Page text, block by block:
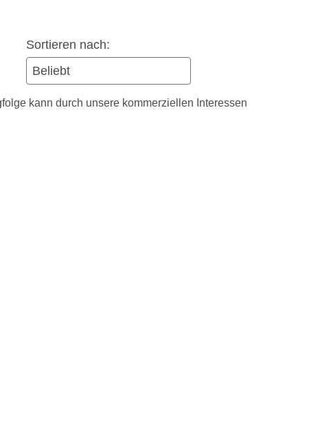
Sortieren nach:
kann durch unsere kommerziellen Interessen